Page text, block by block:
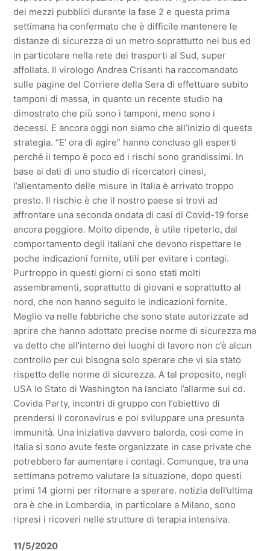
dei mezzi pubblici durante la fase 2 e questa prima
settimana ha confermato che è difficile mantenere le
distanze di sicurezza di un metro soprattutto nei bus ed
in particolare nella rete dei trasporti al Sud, super
affollata. Il virologo Andrea Crisanti ha raccomandato
sulle pagine del Corriere della Sera di effettuare subito
tamponi di massa, in quanto un recente studio ha
dimostrato che più sono i tamponi, meno sono i
decessi. E ancora oggi non siamo che all’inizio di questa
strategia. “E’ ora di agire” hanno concluso gli esperti
perché il tempo è poco ed i rischi sono grandissimi. In
base ai dati di uno studio di ricercatori cinesi,
l’allentamento delle misure in Italia è arrivato troppo
presto. Il rischio è che il nostro paese si trovi ad
affrontare una seconda ondata di casi di Covid-19 forse
ancora peggiore. Molto dipende, è utile ripeterlo, dal
comportamento degli italiani che devono rispettare le
poche indicazioni fornite, utili per evitare i contagi.
Purtroppo in questi giorni ci sono stati molti
assembramenti, soprattutto di giovani e soprattutto al
nord, che non hanno seguito le indicazioni fornite.
Meglio va nelle fabbriche che sono state autorizzate ad
aprire che hanno adottato precise norme di sicurezza ma
va detto che all’interno dei luoghi di lavoro non c’è alcun
controllo per cui bisogna solo sperare che vi sia stato
rispetto delle norme di sicurezza. A tal proposito, negli
USA lo Stato di Washington ha lanciato l’allarme sui cd.
Covida Party, incontri di gruppo con l’obiettivo di
prendersi il coronavirus e poi sviluppare una presunta
immunità. Una iniziativa davvero balorda, così come in
Italia si sono avute feste organizzate in case private che
potrebbero far aumentare i contagi. Comunque, tra una
settimana potremo valutare la situazione, dopo questi
primi 14 giorni per ritornare a sperare. notizia dell’ultima
ora è che in Lombardia, in particolare a Milano, sono
ripresi i ricoveri nelle strutture di terapia intensiva.
11/5/2020